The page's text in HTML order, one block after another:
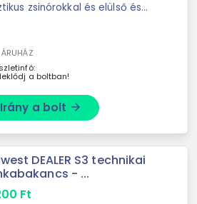
zsinórokkal és elülső és
a boltban!
Irány a bolt arrow_forward
DEALER S3 technikai
- ...
Ft